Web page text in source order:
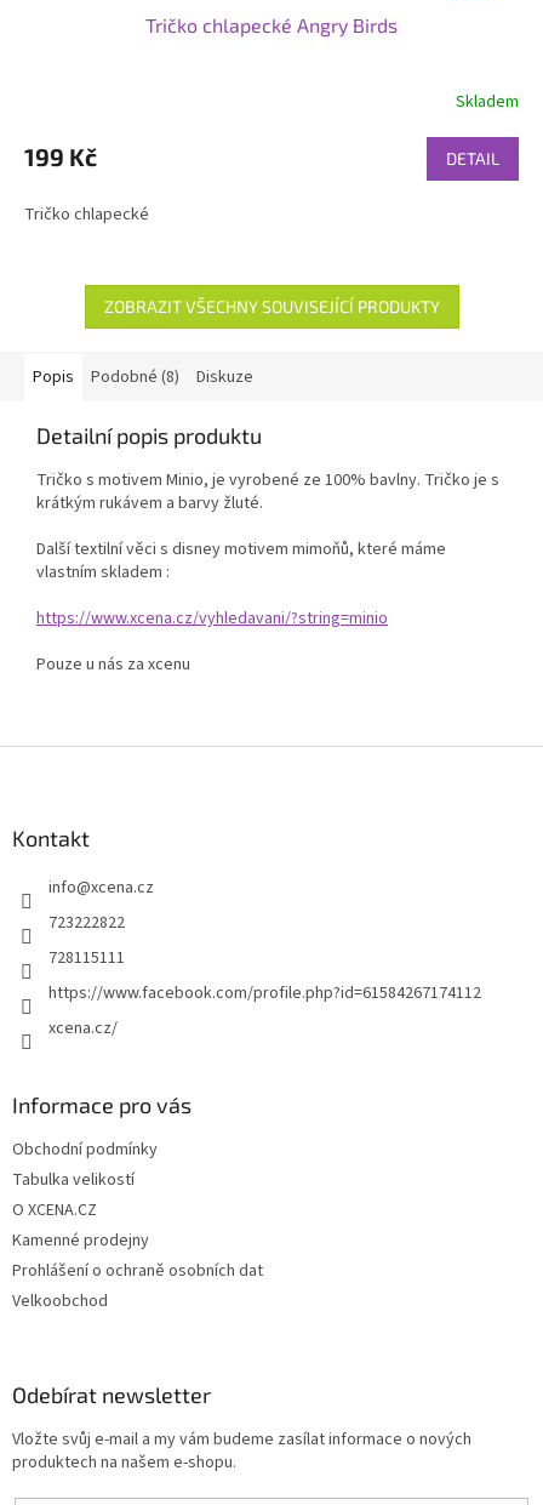
Tričko chlapecké Angry Birds
Skladem
199 Kč DETAIL
Tričko chlapecké
ZOBRAZIT VŠECHNY SOUVISEJÍCÍ PRODUKTY
Popis Podobné (8) Diskuze
Detailní popis produktu
Tričko s motivem Minio, je vyrobené ze 100% bavlny. Tričko je s
krátkým rukávem a barvy žluté.
Další textilní věci s disney motivem mimoňů, které máme
vlastním skladem :
https://www.xcena.cz/vyhledavani/?string=minio
Pouze u nás za xcenu
Kontakt
info@xcena.cz
723222822
728115111
https://www.facebook.com/profile.php?id=61584267174112
xcena.cz/
Informace pro vás
Obchodní podmínky
Tabulka velikostí
O XCENA.CZ
Kamenné prodejny
Prohlášení o ochraně osobních dat
Velkoobchod
Odebírat newsletter
Vložte svůj e-mail a my vám budeme zasílat informace o nových
produktech na našem e-shopu.